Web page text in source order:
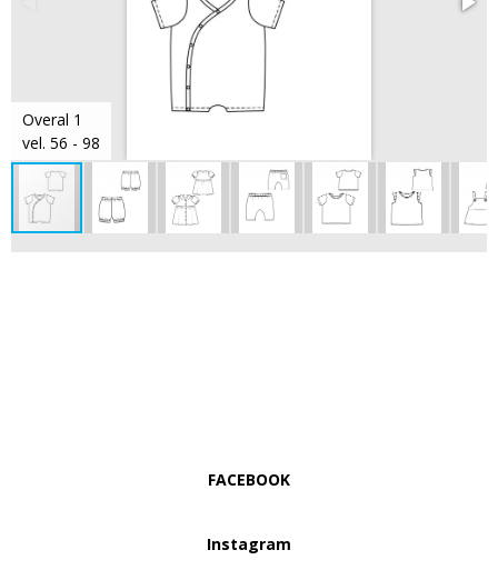
Overal 1
vel. 56 - 98
FACEBOOK
Instagram